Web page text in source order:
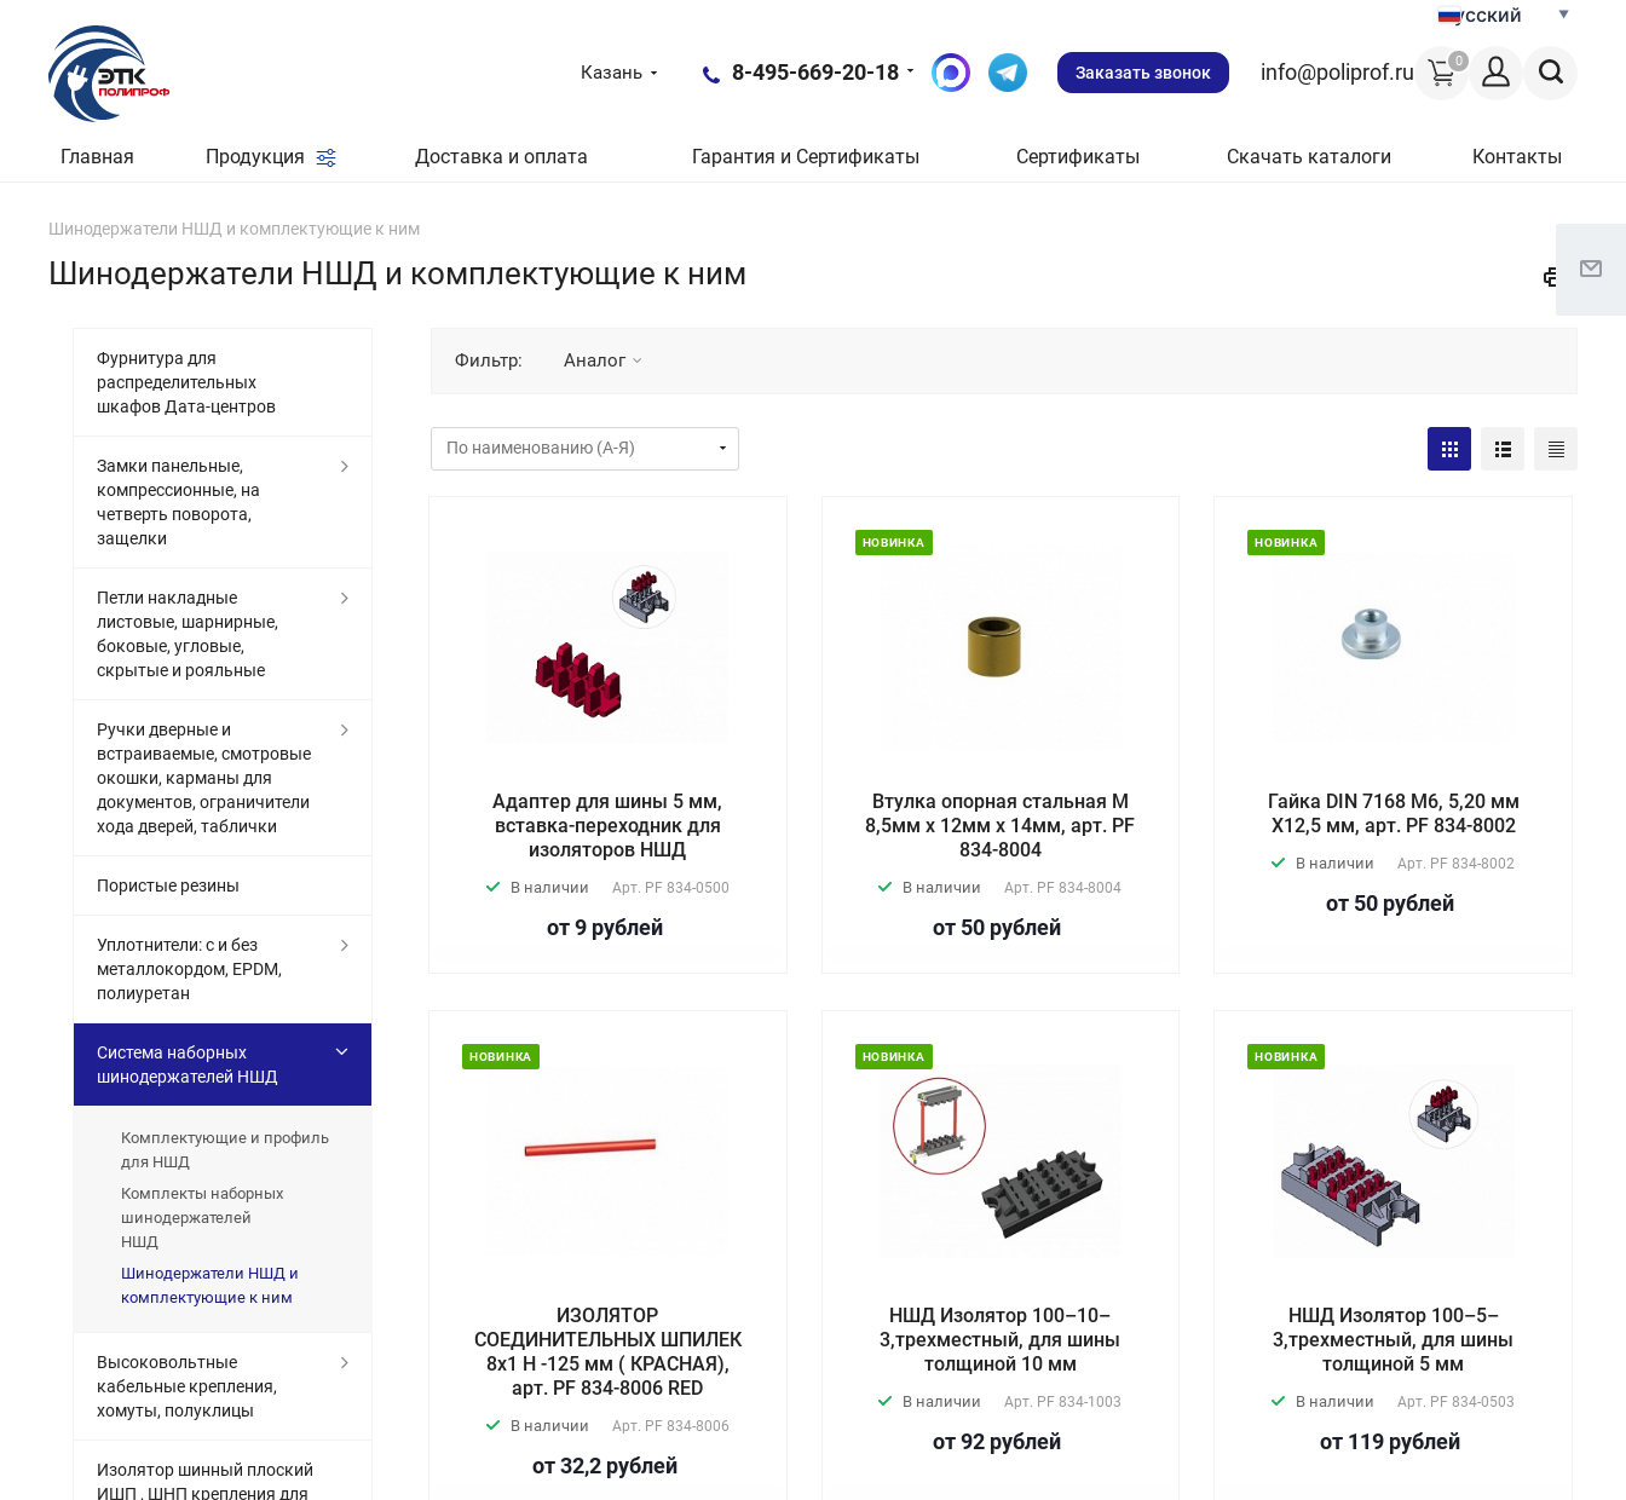
Русский
0
Казань 8-495-669-20-18 Заказать звонок info@poliprof.ru
Главная Продукция Доставка и оплата Гарантия и Сертификаты Сертификаты Скачать каталоги Контакты
Шинодержатели НШД и комплектующие к ним
Шинодержатели НШД и комплектующие к ним
Фильтр: Аналог
Адаптер для шины 5 мм,
вставка-переходник для
изоляторов НШД
В наличии Арт. PF 834-0500
от 9 рублей
НОВИНКА
Втулка опорная стальная М
8,5мм х 12мм х 14мм, арт. PF
834-8004
В наличии Арт. PF 834-8004
от 50 рублей
НОВИНКА
Гайка DIN 7168 М6, 5,20 мм
X12,5 мм, арт. PF 834-8002
В наличии Арт. PF 834-8002
от 50 рублей
НОВИНКА
ИЗОЛЯТОР
СОЕДИНИТЕЛЬНЫХ ШПИЛЕК
8х1 Н -125 мм ( КРАСНАЯ),
арт. PF 834-8006 RED
В наличии Арт. PF 834-8006
от 32,2 рублей
НОВИНКА
НШД Изолятор 100–10–
3,трехместный, для шины
толщиной 10 мм
В наличии Арт. PF 834-1003
от 92 рублей
НОВИНКА
НШД Изолятор 100–5–
3,трехместный, для шины
толщиной 5 мм
В наличии Арт. PF 834-0503
от 119 рублей
Фурнитура для
распределительных
шкафов Дата-центров
Замки панельные,
компрессионные, на
четверть поворота,
защелки
Петли накладные
листовые, шарнирные,
боковые, угловые,
скрытые и рояльные
Ручки дверные и
встраиваемые, смотровые
окошки, карманы для
документов, ограничители
хода дверей, таблички
Пористые резины
Уплотнители: с и без
металлокордом, EPDM,
полиуретан
Система наборных
шинодержателей НШД
Комплектующие и профиль
для НШД
Комплекты наборных
шинодержателей
НШД
Шинодержатели НШД и
комплектующие к ним
Высоковольтные
кабельные крепления,
хомуты, полуклицы
Изолятор шинный плоский
ИШП , ШНП крепления для